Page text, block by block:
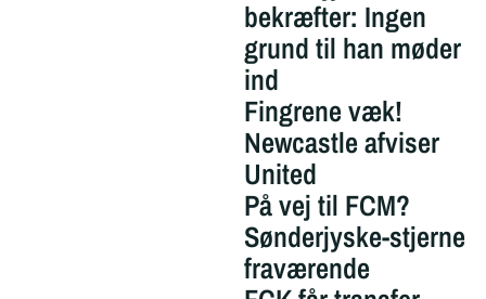
bekræfter: Ingen
grund til han møder
ind
Fingrene væk!
Newcastle afviser
United
På vej til FCM?
Sønderjyske-stjerne
fraværende